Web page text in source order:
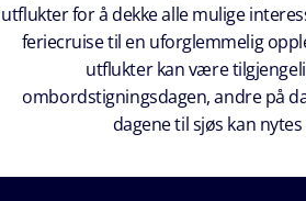
utflukter for å dekke alle mulige
feriecruise til en uforglemmelig
utflukter kan være
ombordstigningsdagen, andre på
dagene til sjøs kan